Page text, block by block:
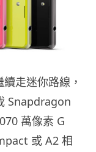
走迷你路線，
Snapdragon
萬像素 G
或 A2 相